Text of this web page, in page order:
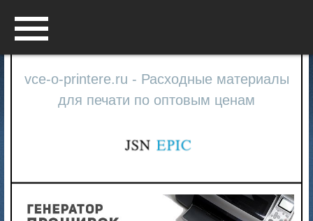
vce-o-printere.ru - Расходные материалы
для печати по оптовым ценам